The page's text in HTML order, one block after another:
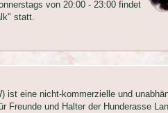
von 20:00 - 23:00 findet
statt.
ist eine nicht-kommerzielle und
Freunde und Halter der Hunderasse